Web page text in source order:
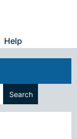
Help
Search